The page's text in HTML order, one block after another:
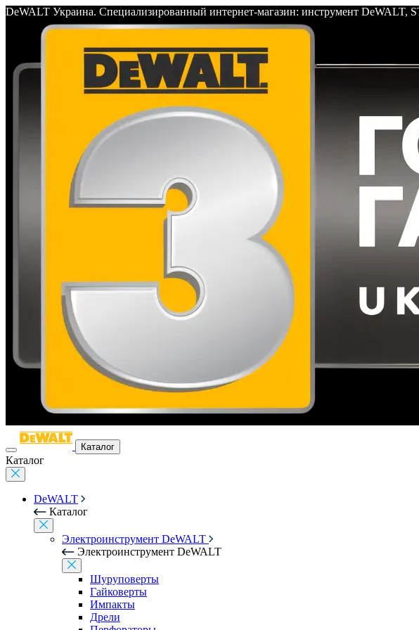
DeWALT Украина. Специализированный интернет-магазин: инструмент
Каталог
Каталог
DeWALT
Каталог
Электроинструмент DeWALT
Электроинструмент DeWALT
Шуруповерты
Гайковерты
Импакты
Дрели